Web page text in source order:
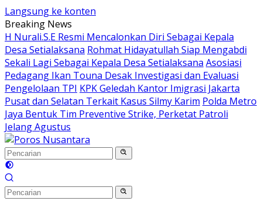
Langsung ke konten
Breaking News
H Nurali.S.E Resmi Mencalonkan Diri Sebagai Kepala
Desa Setialaksana Rohmat Hidayatullah Siap Mengabdi
Sekali Lagi Sebagai Kepala Desa Setialaksana Asosiasi
Pedagang Ikan Touna Desak Investigasi dan Evaluasi
Pengelolaan TPI KPK Geledah Kantor Imigrasi Jakarta
Pusat dan Selatan Terkait Kasus Silmy Karim Polda Metro
Jaya Bentuk Tim Preventive Strike, Perketat Patroli
Jelang Agustus